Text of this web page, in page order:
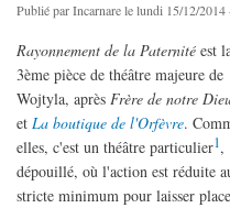
Publié parIncarnarele lundi 15/12/2014
Rayonnement de la Paternité est
3ème pièce de théâtre majeure de
Wojtyla, après Frère de notre
et La boutique de l'Orfèvre.
elles, c'est un théâtre particulier1,
dépouillé, où l'action est réduite
stricte minimum pour laisser